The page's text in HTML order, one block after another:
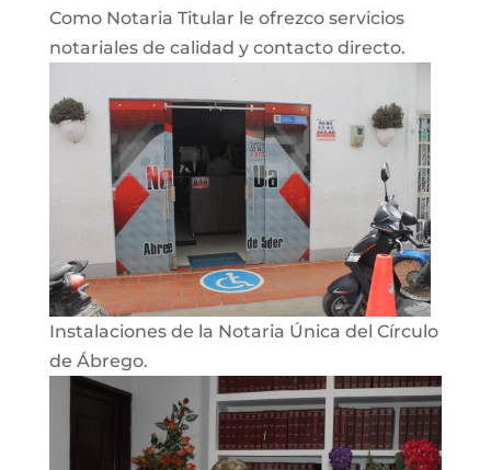
Como Notaria Titular le ofrezco servicios
notariales de calidad y contacto directo.
Instalaciones de la Notaria Única del Círculo
de Ábrego.